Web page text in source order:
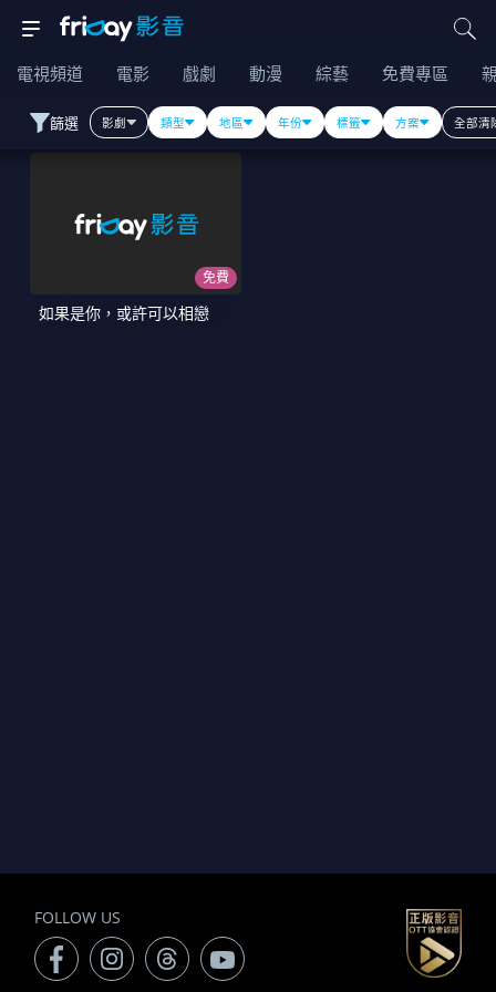
電視頻道 電影 戲劇 動漫 綜藝 免費專區
篩選 影劇 類型 地區 年份 標籤 方案 全部清
免費
如果是你，或許可以相戀
FOLLOW US